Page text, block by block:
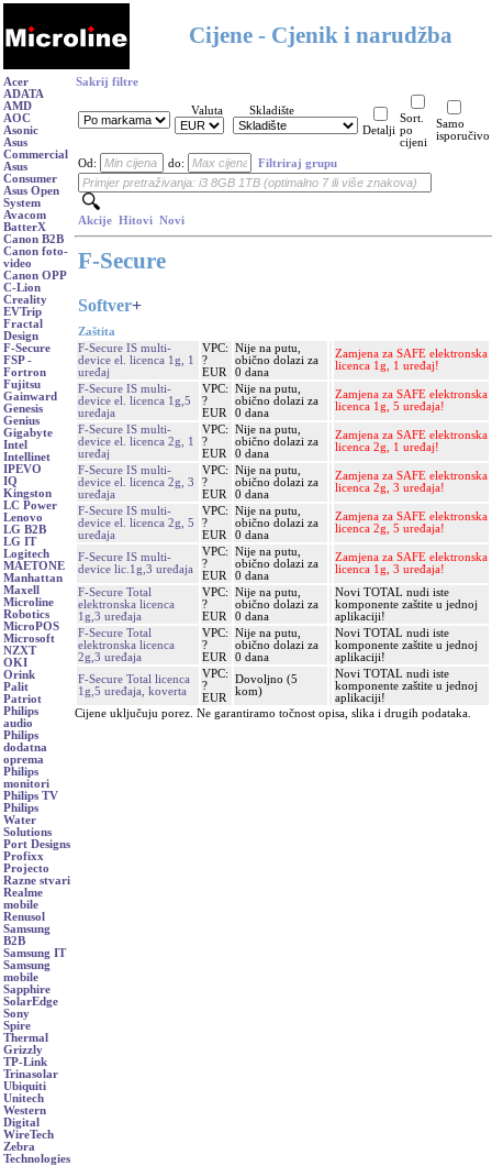
Cijene - Cjenik i narudžba
Acer
ADATA
AMD
AOC
Asonic
Asus
Commercial
Asus
Consumer
Asus Open
System
Avacom
BatterX
Canon B2B
Canon foto-
video
Canon OPP
C-Lion
Creality
EVTrip
Fractal
Design
F-Secure
FSP -
Fortron
Fujitsu
Gainward
Genesis
Genius
Gigabyte
Intel
Intellinet
IPEVO
IQ
Kingston
LC Power
Lenovo
LG B2B
LG IT
Logitech
MAETONE
Manhattan
Maxell
Microline
Robotics
MicroPOS
Microsoft
NZXT
OKI
Orink
Palit
Patriot
Philips
audio
Philips
dodatna
oprema
Philips
monitori
Philips TV
Philips
Water
Solutions
Port Designs
Profixx
Projecto
Razne stvari
Realme
mobile
Renusol
Samsung
B2B
Samsung IT
Samsung
mobile
Sapphire
SolarEdge
Sony
Spire
Thermal
Grizzly
TP-Link
Trinasolar
Ubiquiti
Unitech
Western
Digital
WireTech
Zebra
Technologies
Sakrij filtre
Valuta
Skladište
Detalji
Sort.
po
cijeni
Samo
isporučivo
Od: do: Filtriraj grupu
Akcije Hitovi Novi
F-Secure
Softver+
Zaštita
F-Secure IS multi-
device el. licenca 1g, 1
uređaj
VPC:
?
EUR
Nije na putu,
obično dolazi za
0 dana
Zamjena za SAFE elektronska
licenca 1g, 1 uređaj!
F-Secure IS multi-
device el. licenca 1g,5
uređaja
VPC:
?
EUR
Nije na putu,
obično dolazi za
0 dana
Zamjena za SAFE elektronska
licenca 1g, 5 uređaja!
F-Secure IS multi-
device el. licenca 2g, 1
uređaj
VPC:
?
EUR
Nije na putu,
obično dolazi za
0 dana
Zamjena za SAFE elektronska
licenca 2g, 1 uređaj!
F-Secure IS multi-
device el. licenca 2g, 3
uređaja
VPC:
?
EUR
Nije na putu,
obično dolazi za
0 dana
Zamjena za SAFE elektronska
licenca 2g, 3 uređaja!
F-Secure IS multi-
device el. licenca 2g, 5
uređaja
VPC:
?
EUR
Nije na putu,
obično dolazi za
0 dana
Zamjena za SAFE elektronska
licenca 2g, 5 uređaja!
F-Secure IS multi-
device lic.1g,3 uređaja
VPC:
?
EUR
Nije na putu,
obično dolazi za
0 dana
Zamjena za SAFE elektronska
licenca 1g, 3 uređaja!
F-Secure Total
elektronska licenca
1g,3 uređaja
VPC:
?
EUR
Nije na putu,
obično dolazi za
0 dana
Novi TOTAL nudi iste
komponente zaštite u jednoj
aplikaciji!
F-Secure Total
elektronska licenca
2g,3 uređaja
VPC:
?
EUR
Nije na putu,
obično dolazi za
0 dana
Novi TOTAL nudi iste
komponente zaštite u jednoj
aplikaciji!
F-Secure Total licenca
1g,5 uređaja, koverta
VPC:
?
EUR
Dovoljno (5
kom)
Novi TOTAL nudi iste
komponente zaštite u jednoj
aplikaciji!
Cijene uključuju porez. Ne garantiramo točnost opisa, slika i drugih podataka.